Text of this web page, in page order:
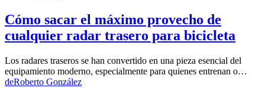
Cómo sacar el máximo provecho de
cualquier radar trasero para bicicleta
Los radares traseros se han convertido en una pieza esencial del
equipamiento moderno, especialmente para quienes entrenan o…
deRoberto González